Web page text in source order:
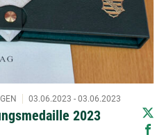
2023
03.06.2023 - 03.06.2023